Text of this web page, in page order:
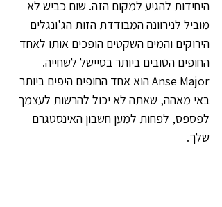
היחידות להגיע למקום הזה. שום כביש לא
מוביל לנירוונה המבודדת הזות הג'ונגלים
הירוקים והמים השקטים הופכים אותו לאחד
החופים הטובים ביותר בסיישל לשחייה.
Anse Major הוא אחד החופים היפים ביותר
באי מאהה, שאתה לא יכול להרשות לעצמך
לפספס, לפחות למען חשבון האינסטגרם
שלך.